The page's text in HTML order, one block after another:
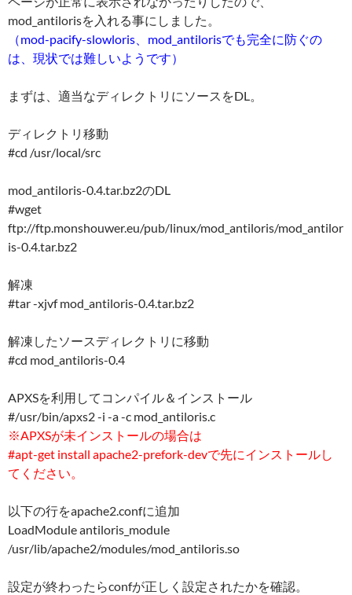
mod_antilorisを入れる事にしました。
（mod-pacify-slowloris、mod_antilorisでも完全に防ぐの
は、現状では難しいようです）
まずは、適当なディレクトリにソースをDL。
ディレクトリ移動
#cd /usr/local/src
mod_antiloris-0.4.tar.bz2のDL
#wget
ftp://ftp.monshouwer.eu/pub/linux/mod_antiloris/mod_antilor
is-0.4.tar.bz2
解凍
#tar -xjvf mod_antiloris-0.4.tar.bz2
解凍したソースディレクトリに移動
#cd mod_antiloris-0.4
APXSを利用してコンパイル＆インストール
#/usr/bin/apxs2 -i -a -c mod_antiloris.c
※APXSが未インストールの場合は
#apt-get install apache2-prefork-devで先にインストールし
てください。
以下の行をapache2.confに追加
LoadModule antiloris_module
/usr/lib/apache2/modules/mod_antiloris.so
設定が終わったらconfが正しく設定されたかを確認。